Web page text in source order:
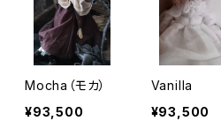
Mocha（モカ）
¥93,500
Vanilla
¥93,500